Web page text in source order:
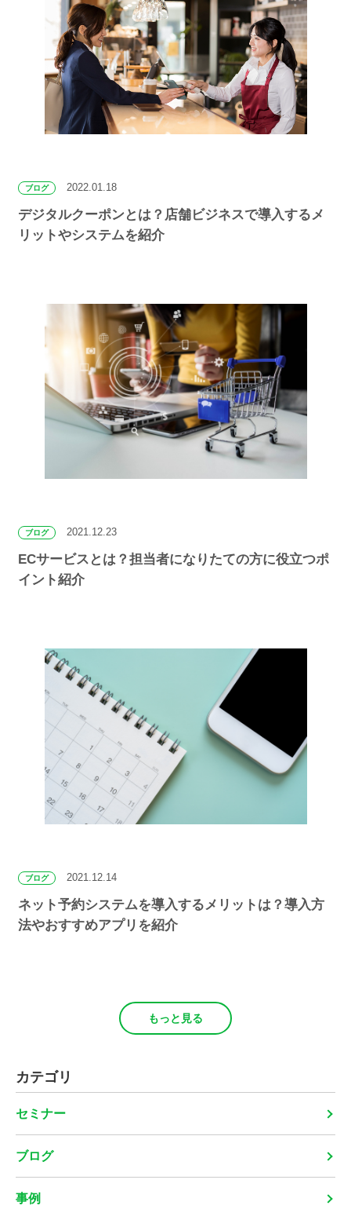
ブログ 2022.01.18
デジタルクーポンとは？店舗ビジネスで導入するメ
リットやシステムを紹介
ブログ 2021.12.23
ECサービスとは？担当者になりたての方に役立つポ
イント紹介
ブログ 2021.12.14
ネット予約システムを導入するメリットは？導入方
法やおすすめアプリを紹介
もっと見る
カテゴリ
セミナー
ブログ
事例